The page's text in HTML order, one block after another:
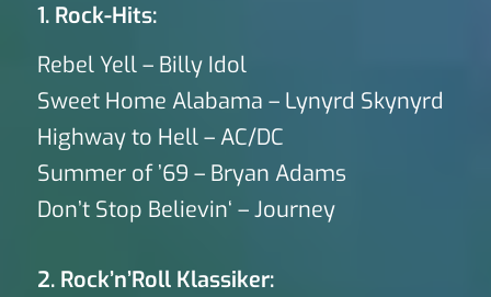
1. Rock-Hits:
Rebel Yell – Billy Idol
Sweet Home Alabama – Lynyrd Skynyrd
Highway to Hell – AC/DC
Summer of ’69 – Bryan Adams
Don’t Stop Believin‘ – Journey
2. Rock’n’Roll Klassiker: